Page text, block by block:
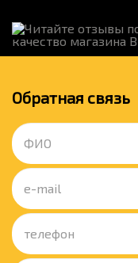
Обратная связь